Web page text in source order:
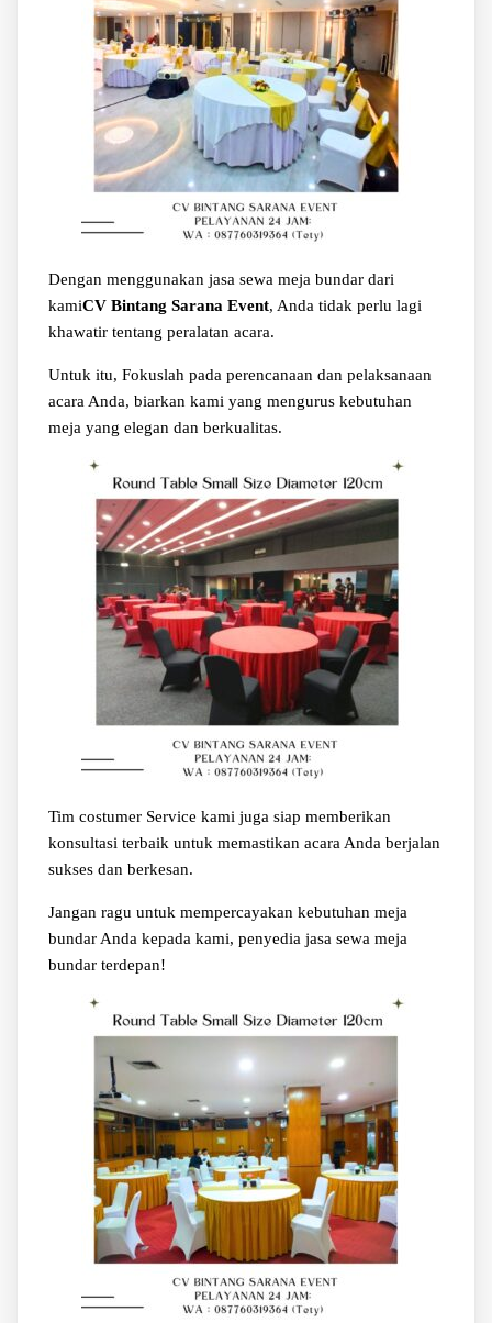
Dengan menggunakan jasa sewa meja bundar dari
kamiCV Bintang Sarana Event, Anda tidak perlu lagi
khawatir tentang peralatan acara.
Untuk itu, Fokuslah pada perencanaan dan pelaksanaan
acara Anda, biarkan kami yang mengurus kebutuhan
meja yang elegan dan berkualitas.
Tim costumer Service kami juga siap memberikan
konsultasi terbaik untuk memastikan acara Anda berjalan
sukses dan berkesan.
Jangan ragu untuk mempercayakan kebutuhan meja
bundar Anda kepada kami, penyedia jasa sewa meja
bundar terdepan!